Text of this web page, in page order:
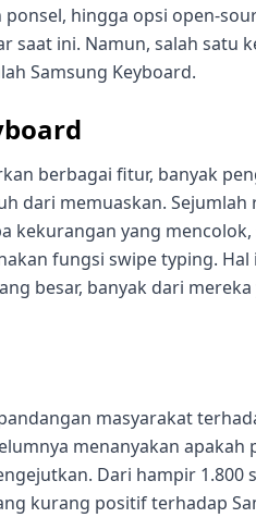
hingga opsi open-
saat ini. Namun, salah satu
Samsung Keyboard.
berbagai fitur, banyak
dari memuaskan. Sejumlah
kekurangan yang
fungsi swipe typing.
besar, banyak dari
masyarakat
menanyakan
Dari hampir 1.800
kurang positif terhadap